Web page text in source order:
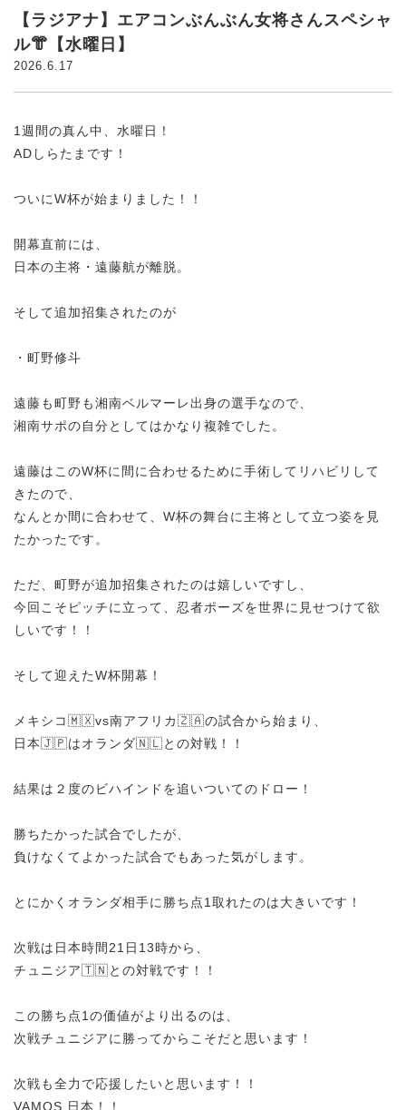
【ラジアナ】エアコンぶんぶん女将さんスペシャ
ル👘【水曜日】
2026.6.17
1週間の真ん中、水曜日！
ADしらたまです！
ついにW杯が始まりました！！
開幕直前には、
日本の主将・遠藤航が離脱。
そして追加招集されたのが
・町野修斗
遠藤も町野も湘南ベルマーレ出身の選手なので、
湘南サポの自分としてはかなり複雑でした。
遠藤はこのW杯に間に合わせるために手術してリハビリして
きたので、
なんとか間に合わせて、W杯の舞台に主将として立つ姿を見
たかったです。
ただ、町野が追加招集されたのは嬉しいですし、
今回こそピッチに立って、忍者ポーズを世界に見せつけて欲
しいです！！
そして迎えたW杯開幕！
メキシコ🇲🇽vs南アフリカ🇿🇦の試合から始まり、
日本🇯🇵はオランダ🇳🇱との対戦！！
結果は２度のビハインドを追いついてのドロー！
勝ちたかった試合でしたが、
負けなくてよかった試合でもあった気がします。
とにかくオランダ相手に勝ち点1取れたのは大きいです！
次戦は日本時間21日13時から、
チュニジア🇹🇳との対戦です！！
この勝ち点1の価値がより出るのは、
次戦チュニジアに勝ってからこそだと思います！
次戦も全力で応援したいと思います！！
VAMOS 日本！！